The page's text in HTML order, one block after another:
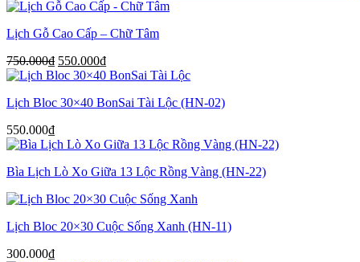
Lịch Gỗ Cao Cấp – Chữ Tâm
750.000₫ Giá
gốc
750.000₫.
550.000₫Giá
hiện
là:
Lịch Bloc 30×40 BonSai Tài Lộc (HN-02)
550.000₫
Bìa Lịch Lò Xo Giữa 13 Lộc Rồng Vàng (HN-22)
Lịch Bloc 20×30 Cuộc Sống Xanh (HN-11)
300.000₫